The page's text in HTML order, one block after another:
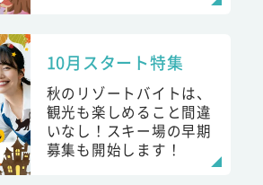
10月スタート特集
秋のリゾートバイトは、
観光も楽しめること間違
いなし！スキー場の早期
募集も開始します！